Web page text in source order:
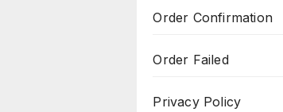
Order Confirmation
Order Failed
Privacy Policy